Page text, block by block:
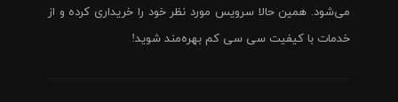
می‌شود. همین حالا سرویس مورد نظر خود را خریداری کرده و از
خدمات با کیفیت سی سی کم بهره‌مند شوید!